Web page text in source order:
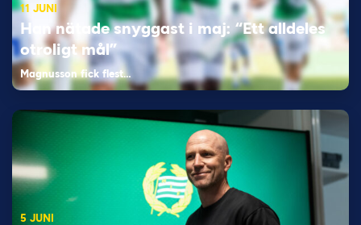
11 JUNI
Han nätade snyggast i maj: “Ett alldeles
otroligt mål”
Magnusson fick flest…
5 JUNI